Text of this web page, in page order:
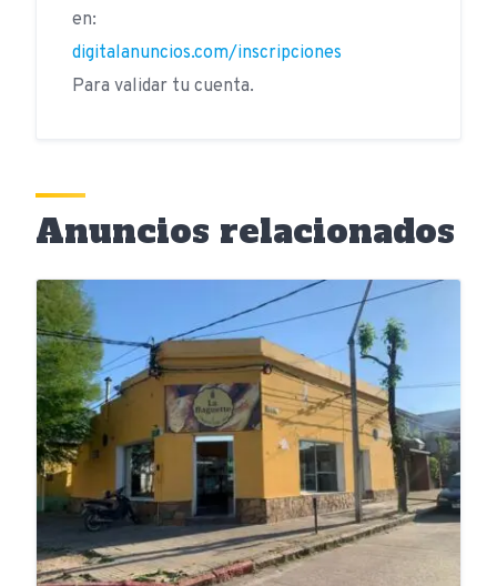
en:
digitalanuncios.com/inscripciones
Para validar tu cuenta.
Anuncios relacionados